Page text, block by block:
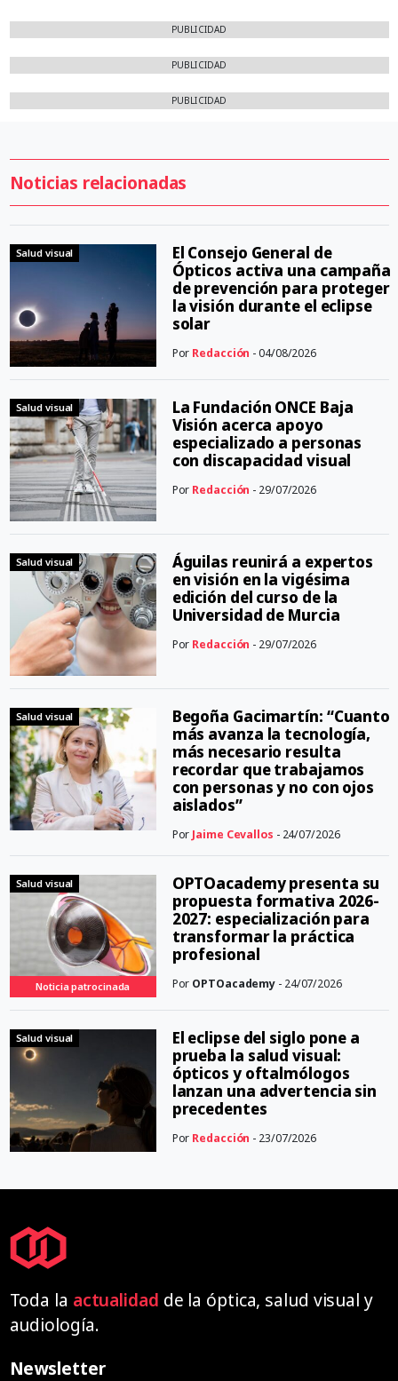
PUBLICIDAD
PUBLICIDAD
PUBLICIDAD
Noticias relacionadas
Salud visual
El Consejo General de
Ópticos activa una campaña
de prevención para proteger
la visión durante el eclipse
solar
Por Redacción - 04/08/2026
Salud visual
La Fundación ONCE Baja
Visión acerca apoyo
especializado a personas
con discapacidad visual
Por Redacción - 29/07/2026
Salud visual
Águilas reunirá a expertos
en visión en la vigésima
edición del curso de la
Universidad de Murcia
Por Redacción - 29/07/2026
Salud visual
Begoña Gacimartín: “Cuanto
más avanza la tecnología,
más necesario resulta
recordar que trabajamos
con personas y no con ojos
aislados”
Por Jaime Cevallos - 24/07/2026
Salud visual
Noticia patrocinada
OPTOacademy presenta su
propuesta formativa 2026-
2027: especialización para
transformar la práctica
profesional
Por OPTOacademy - 24/07/2026
Salud visual
El eclipse del siglo pone a
prueba la salud visual:
ópticos y oftalmólogos
lanzan una advertencia sin
precedentes
Por Redacción - 23/07/2026
Toda la actualidad de la óptica, salud visual y
audiología.
Newsletter